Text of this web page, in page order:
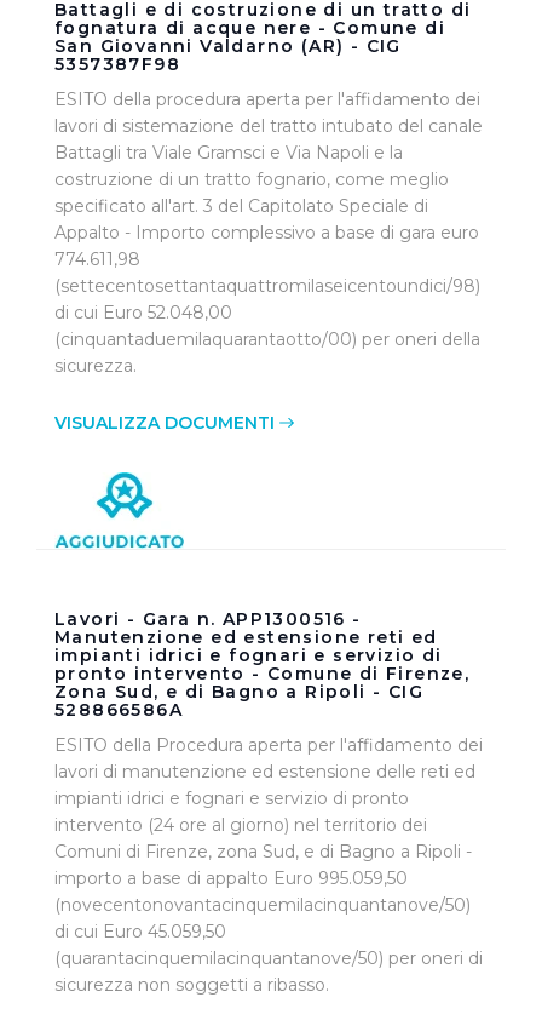
Battagli e di costruzione di un tratto di
fognatura di acque nere - Comune di
San Giovanni Valdarno (AR) - CIG
5357387F98
ESITO della procedura aperta per l'affidamento dei
lavori di sistemazione del tratto intubato del canale
Battagli tra Viale Gramsci e Via Napoli e la
costruzione di un tratto fognario, come meglio
specificato all'art. 3 del Capitolato Speciale di
Appalto - Importo complessivo a base di gara euro
774.611,98
(settecentosettantaquattromilaseicentoundici/98)
di cui Euro 52.048,00
(cinquantaduemilaquarantaotto/00) per oneri della
sicurezza.
VISUALIZZA DOCUMENTI
Lavori - Gara n. APP1300516 -
Manutenzione ed estensione reti ed
impianti idrici e fognari e servizio di
pronto intervento - Comune di Firenze,
Zona Sud, e di Bagno a Ripoli - CIG
528866586A
ESITO della Procedura aperta per l'affidamento dei
lavori di manutenzione ed estensione delle reti ed
impianti idrici e fognari e servizio di pronto
intervento (24 ore al giorno) nel territorio dei
Comuni di Firenze, zona Sud, e di Bagno a Ripoli -
importo a base di appalto Euro 995.059,50
(novecentonovantacinquemilacinquantanove/50)
di cui Euro 45.059,50
(quarantacinquemilacinquantanove/50) per oneri di
sicurezza non soggetti a ribasso.